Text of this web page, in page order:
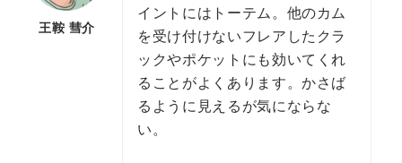
王鞍 彗介
イントにはトーテム。他のカム
を受け付けないフレアしたクラ
ックやポケットにも効いてくれ
ることがよくあります。かさば
るように見えるが気にならな
い。